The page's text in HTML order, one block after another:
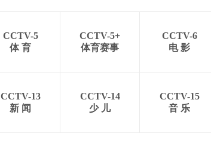
CCTV-5
体 育
CCTV-5+
体育赛事
CCTV-6
电 影
CCTV-13
新 闻
CCTV-14
少 儿
CCTV-15
音 乐